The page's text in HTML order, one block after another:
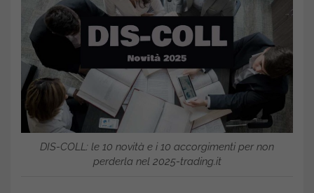
DIS-COLL: le 10 novità e i 10 accorgimenti per non
perderla nel 2025-trading.it